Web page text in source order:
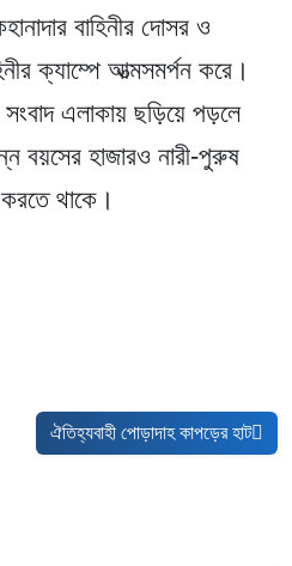
বাহিনীর দোসর ও
ক্যাম্পে আত্মসমর্পন করে।
এলাকায় ছড়িয়ে পড়লে
বয়সের হাজারও নারী-পুরুষ
থাকে।
পরবর্তী নিবন্ধ: ঐতিহ্যবাহী পোড়াদাহ
ঐতিহ্যবাহী পোড়াদাহ কাপড়ের হাট